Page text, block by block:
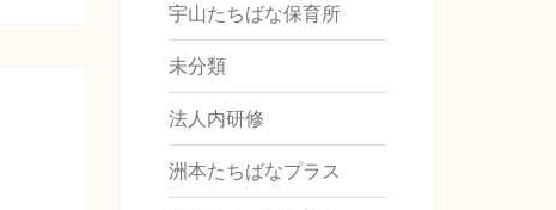
宇山たちばな保育所
未分類
法人内研修
洲本たちばなプラス